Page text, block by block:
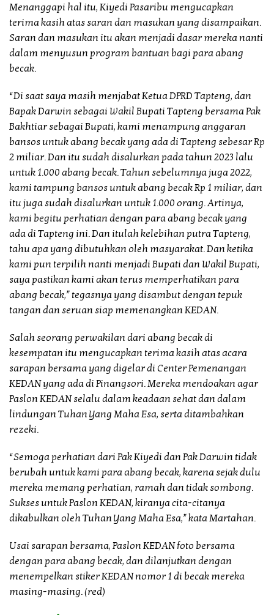
Menanggapi hal itu, Kiyedi Pasaribu mengucapkan
terima kasih atas saran dan masukan yang disampaikan.
Saran dan masukan itu akan menjadi dasar mereka nanti
dalam menyusun program bantuan bagi para abang
becak.
“Di saat saya masih menjabat Ketua DPRD Tapteng, dan
Bapak Darwin sebagai Wakil Bupati Tapteng bersama Pak
Bakhtiar sebagai Bupati, kami menampung anggaran
bansos untuk abang becak yang ada di Tapteng sebesar Rp
2 miliar. Dan itu sudah disalurkan pada tahun 2023 lalu
untuk 1.000 abang becak. Tahun sebelumnya juga 2022,
kami tampung bansos untuk abang becak Rp 1 miliar, dan
itu juga sudah disalurkan untuk 1.000 orang. Artinya,
kami begitu perhatian dengan para abang becak yang
ada di Tapteng ini. Dan itulah kelebihan putra Tapteng,
tahu apa yang dibutuhkan oleh masyarakat. Dan ketika
kami pun terpilih nanti menjadi Bupati dan Wakil Bupati,
saya pastikan kami akan terus memperhatikan para
abang becak,” tegasnya yang disambut dengan tepuk
tangan dan seruan siap memenangkan KEDAN.
Salah seorang perwakilan dari abang becak di
kesempatan itu mengucapkan terima kasih atas acara
sarapan bersama yang digelar di Center Pemenangan
KEDAN yang ada di Pinangsori. Mereka mendoakan agar
Paslon KEDAN selalu dalam keadaan sehat dan dalam
lindungan Tuhan Yang Maha Esa, serta ditambahkan
rezeki.
“Semoga perhatian dari Pak Kiyedi dan Pak Darwin tidak
berubah untuk kami para abang becak, karena sejak dulu
mereka memang perhatian, ramah dan tidak sombong.
Sukses untuk Paslon KEDAN, kiranya cita-citanya
dikabulkan oleh Tuhan Yang Maha Esa,” kata Martahan.
Usai sarapan bersama, Paslon KEDAN foto bersama
dengan para abang becak, dan dilanjutkan dengan
menempelkan stiker KEDAN nomor 1 di becak mereka
masing-masing. (red)